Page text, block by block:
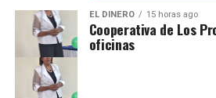
EL DINERO 15 horas ago
Cooperativa de Los
oficinas